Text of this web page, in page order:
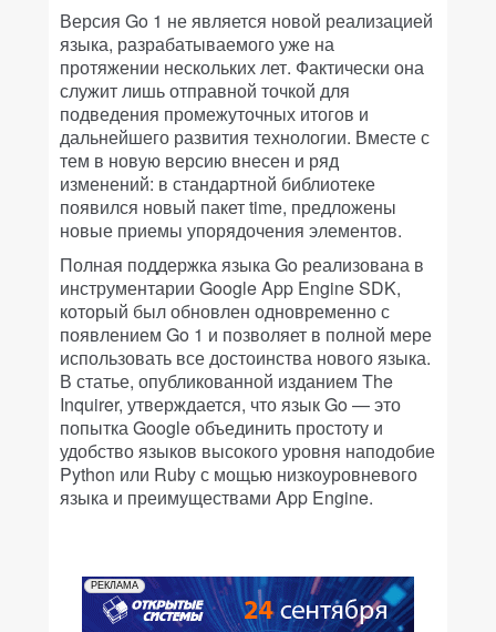
Версия Go 1 не является новой реализацией
языка, разрабатываемого уже на
протяжении нескольких лет. Фактически она
служит лишь отправной точкой для
подведения промежуточных итогов и
дальнейшего развития технологии. Вместе с
тем в новую версию внесен и ряд
изменений: в стандартной библиотеке
появился новый пакет time, предложены
новые приемы упорядочения элементов.
Полная поддержка языка Go реализована в
инструментарии Google App Engine SDK,
который был обновлен одновременно с
появлением Go 1 и позволяет в полной мере
использовать все достоинства нового языка.
В статье, опубликованной изданием The
Inquirer, утверждается, что язык Go — это
попытка Google объединить простоту и
удобство языков высокого уровня наподобие
Python или Ruby с мощью низкоуровневого
языка и преимуществами App Engine.
РЕКЛАМА